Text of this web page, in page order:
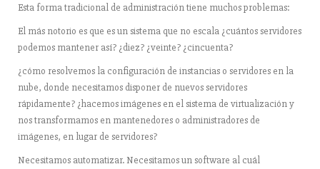
Esta forma tradicional de administración tiene muchos problemas:
El más notorio es que es un sistema que no escala ¿cuántos servidores
podemos mantener así? ¿diez? ¿veinte? ¿cincuenta?
¿cómo resolvemos la configuración de instancias o servidores en la
nube, donde necesitamos disponer de nuevos servidores
rápidamente? ¿hacemos imágenes en el sistema de virtualización y
nos transformamos en mantenedores o administradores de
imágenes, en lugar de servidores?
Necesitamos automatizar. Necesitamos un software al cuál